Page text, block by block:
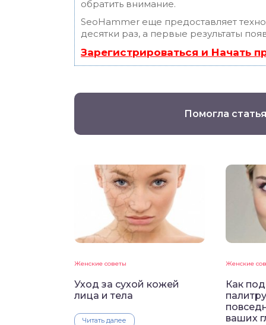
обратить внимание.
SeoHammer еще предоставляет
десятки раз, а первые результаты
Зарегистрироваться и Начать
Помогла
Женские советы
Уход за сухой кожей
лица и тела
Читать далее
Женские
Как
ваших